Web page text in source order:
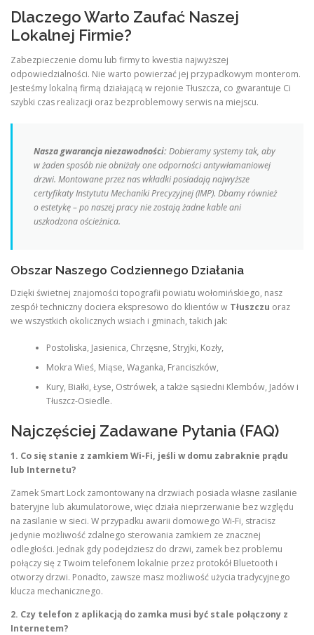
Dlaczego Warto Zaufać Naszej
Lokalnej Firmie?
Zabezpieczenie domu lub firmy to kwestia najwyższej
odpowiedzialności. Nie warto powierzać jej przypadkowym monterom.
Jesteśmy lokalną firmą działającą w rejonie Tłuszcza, co gwarantuje Ci
szybki czas realizacji oraz bezproblemowy serwis na miejscu.
Nasza gwarancja niezawodności:Dobieramy systemy tak, aby
w żaden sposób nie obniżały one odporności antywłamaniowej
drzwi. Montowane przez nas wkładki posiadają najwyższe
certyfikaty Instytutu Mechaniki Precyzyjnej (IMP). Dbamy również
o estetykę – po naszej pracy nie zostają żadne kable ani
uszkodzona ościeżnica.
Obszar Naszego Codziennego Działania
Dzięki świetnej znajomości topografii powiatu wołomińskiego, nasz
zespół techniczny dociera ekspresowo do klientów w Tłuszczu oraz
we wszystkich okolicznych wsiach i gminach, takich jak:
Postoliska, Jasienica, Chrzęsne, Stryjki, Kozły,
Mokra Wieś, Miąse, Waganka, Franciszków,
Kury, Białki, Łyse, Ostrówek, a także sąsiedni Klembów, Jadów i
Tłuszcz-Osiedle.
Najczęściej Zadawane Pytania (FAQ)
1. Co się stanie z zamkiem Wi-Fi, jeśli w domu zabraknie prądu
lub Internetu?
Zamek Smart Lock zamontowany na drzwiach posiada własne zasilanie
bateryjne lub akumulatorowe, więc działa nieprzerwanie bez względu
na zasilanie w sieci. W przypadku awarii domowego Wi-Fi, stracisz
jedynie możliwość zdalnego sterowania zamkiem ze znacznej
odległości. Jednak gdy podejdziesz do drzwi, zamek bez problemu
połączy się z Twoim telefonem lokalnie przez protokół Bluetooth i
otworzy drzwi. Ponadto, zawsze masz możliwość użycia tradycyjnego
klucza mechanicznego.
2. Czy telefon z aplikacją do zamka musi być stale połączony z
Internetem?